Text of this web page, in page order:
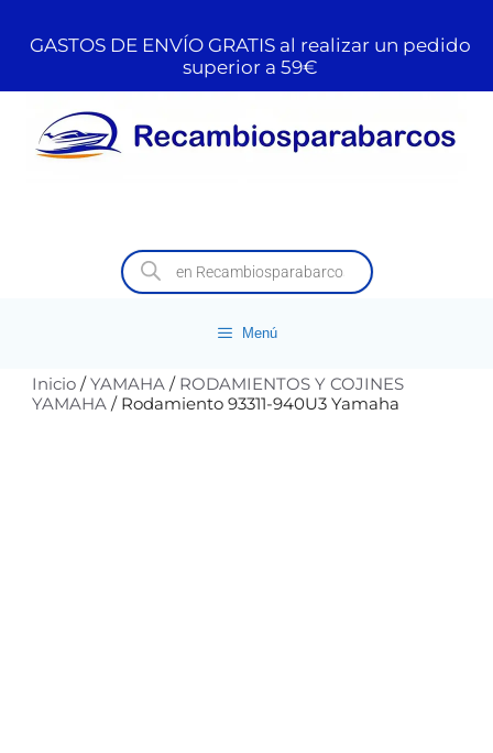
GASTOS DE ENVÍO GRATIS al realizar un pedido
superior a 59€
Menú
Inicio /YAMAHA / RODAMIENTOS Y COJINES
YAMAHA / Rodamiento 93311-940U3 Yamaha